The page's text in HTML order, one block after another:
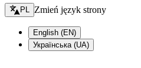
Zmień język - bieżący:
PL Zmień język strony
English (EN)
Українська (UA)